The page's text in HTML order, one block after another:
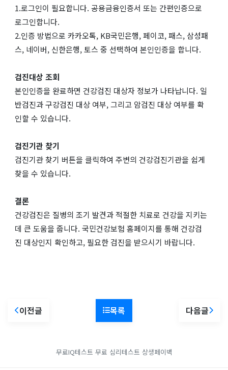
1.로그인이 필요합니다. 공용금융인증서 또는 간편인증으로
로그인합니다.
2.인증 방법으로 카카오톡, KB국민은행, 페이코, 패스, 삼성패
스, 네이버, 신한은행, 토스 중 선택하여 본인인증을 합니다.
검진대상 조회
본인인증을 완료하면 건강검진 대상자 정보가 나타납니다. 일
반검진과 구강검진 대상 여부, 그리고 암검진 대상 여부를 확
인할 수 있습니다.
검진기관 찾기
검진기관 찾기 버튼을 클릭하여 주변의 건강검진기관을 쉽게
찾을 수 있습니다.
결론
건강검진은 질병의 조기 발견과 적절한 치료로 건강을 지키는
데 큰 도움을 줍니다. 국민건강보험 홈페이지를 통해 건강검
진 대상인지 확인하고, 필요한 검진을 받으시기 바랍니다.
이전글 목록 다음글
무료IQ테스트 무료 심리테스트 상생페이백